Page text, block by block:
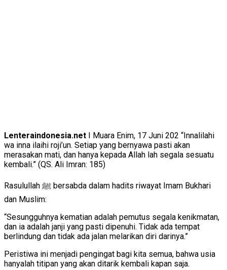
Lenteraindonesia.net I Muara Enim, 17 Juni 202 “Innalilahi
wa inna ilaihi roji’un. Setiap yang bernyawa pasti akan
merasakan mati, dan hanya kepada Allah lah segala sesuatu
kembali.” (QS. Ali Imran: 185)
Rasulullah ﷺ bersabda dalam hadits riwayat Imam Bukhari
dan Muslim:
“Sesungguhnya kematian adalah pemutus segala kenikmatan,
dan ia adalah janji yang pasti dipenuhi. Tidak ada tempat
berlindung dan tidak ada jalan melarikan diri darinya.”
Peristiwa ini menjadi pengingat bagi kita semua, bahwa usia
hanyalah titipan yang akan ditarik kembali kapan saja.